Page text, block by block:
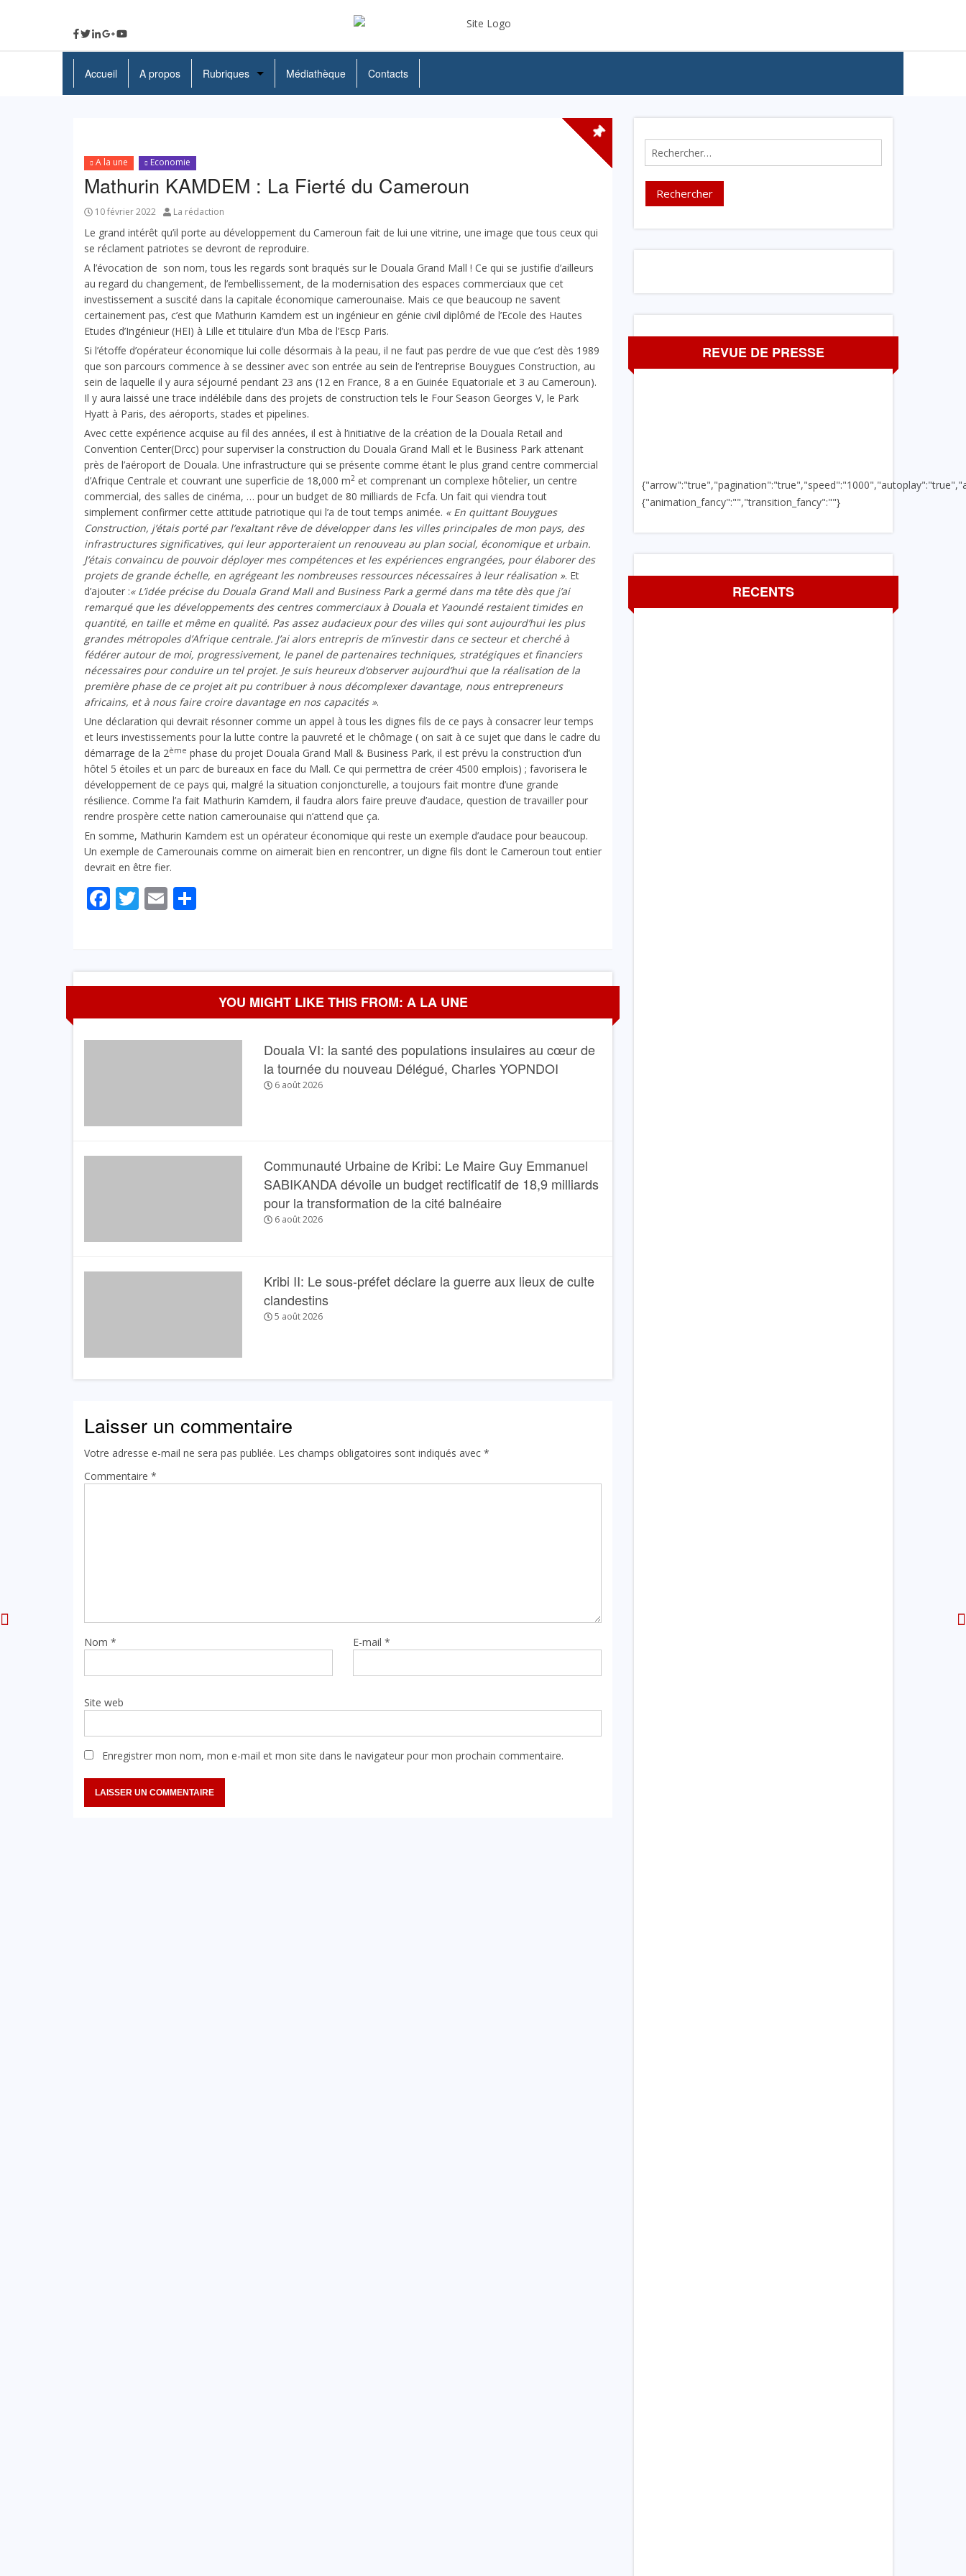
Accueil A propos Rubriques
Education
Société
Culture
Médiathèque Contacts
A la une Economie
Mathurin KAMDEM : La Fierté du Cameroun
10 février 2022 La rédaction
Le grand intérêt qu’il porte au développement du Cameroun fait de lui une vitrine, une image que tous ceux qui
se réclament patriotes se devront de reproduire.
A l’évocation de son nom, tous les regards sont braqués sur le Douala Grand Mall ! Ce qui se justifie d’ailleurs
au regard du changement, de l’embellissement, de la modernisation des espaces commerciaux que cet
investissement a suscité dans la capitale économique camerounaise. Mais ce que beaucoup ne savent
certainement pas, c’est que Mathurin Kamdem est un ingénieur en génie civil diplômé de l’Ecole des Hautes
Etudes d’Ingénieur (HEI) à Lille et titulaire d’un Mba de l’Escp Paris.
Si l’étoffe d’opérateur économique lui colle désormais à la peau, il ne faut pas perdre de vue que c’est dès 1989
que son parcours commence à se dessiner avec son entrée au sein de l’entreprise Bouygues Construction, au
sein de laquelle il y aura séjourné pendant 23 ans (12 en France, 8 a en Guinée Equatoriale et 3 au Cameroun).
Il y aura laissé une trace indélébile dans des projets de construction tels le Four Season Georges V, le Park
Hyatt à Paris, des aéroports, stades et pipelines.
Avec cette expérience acquise au fil des années, il est à l’initiative de la création de la Douala Retail and
Convention Center(Drcc) pour superviser la construction du Douala Grand Mall et le Business Park attenant
près de l’aéroport de Douala. Une infrastructure qui se présente comme étant le plus grand centre commercial
d’Afrique Centrale et couvrant une superficie de 18,000 m2 et comprenant un complexe hôtelier, un centre
commercial, des salles de cinéma, … pour un budget de 80 milliards de Fcfa. Un fait qui viendra tout
simplement confirmer cette attitude patriotique qui l’a de tout temps animée. « En quittant Bouygues
Construction, j’étais porté par l’exaltant rêve de développer dans les villes principales de mon pays, des
infrastructures significatives, qui leur apporteraient un renouveau au plan social, économique et urbain.
J’étais convaincu de pouvoir déployer mes compétences et les expériences engrangées, pour élaborer des
projets de grande échelle, en agrégeant les nombreuses ressources nécessaires à leur réalisation ». Et
d’ajouter :« L’idée précise du Douala Grand Mall and Business Park a germé dans ma tête dès que j’ai
remarqué que les développements des centres commerciaux à Douala et Yaoundé restaient timides en
quantité, en taille et même en qualité. Pas assez audacieux pour des villes qui sont aujourd’hui les plus
grandes métropoles d’Afrique centrale. J’ai alors entrepris de m’investir dans ce secteur et cherché à
fédérer autour de moi, progressivement, le panel de partenaires techniques, stratégiques et financiers
nécessaires pour conduire un tel projet. Je suis heureux d’observer aujourd’hui que la réalisation de la
première phase de ce projet ait pu contribuer à nous décomplexer davantage, nous entrepreneurs
africains, et à nous faire croire davantage en nos capacités ».
Une déclaration qui devrait résonner comme un appel à tous les dignes fils de ce pays à consacrer leur temps
et leurs investissements pour la lutte contre la pauvreté et le chômage ( on sait à ce sujet que dans le cadre du
démarrage de la 2ème phase du projet Douala Grand Mall & Business Park, il est prévu la construction d’un
hôtel 5 étoiles et un parc de bureaux en face du Mall. Ce qui permettra de créer 4500 emplois) ; favorisera le
développement de ce pays qui, malgré la situation conjoncturelle, a toujours fait montre d’une grande
résilience. Comme l’a fait Mathurin Kamdem, il faudra alors faire preuve d’audace, question de travailler pour
rendre prospère cette nation camerounaise qui n’attend que ça.
En somme, Mathurin Kamdem est un opérateur économique qui reste un exemple d’audace pour beaucoup.
Un exemple de Camerounais comme on aimerait bien en rencontrer, un digne fils dont le Cameroun tout entier
devrait en être fier.
Facebook
Twitter
Email
YOU MIGHT LIKE THIS FROM: A LA UNE
Douala VI: la santé des populations insulaires au cœur de
la tournée du nouveau Délégué, Charles YOPNDOI
6 août 2026
Communauté Urbaine de Kribi: Le Maire Guy Emmanuel
SABIKANDA dévoile un budget rectificatif de 18,9 milliards
pour la transformation de la cité balnéaire
6 août 2026
Kribi II: Le sous-préfet déclare la guerre aux lieux de culte
clandestins
5 août 2026
Laisser un commentaire
Votre adresse e-mail ne sera pas publiée. Les champs obligatoires sont indiqués avec *
Commentaire *
Nom * E-mail*
Site web
Enregistrer mon nom, mon e-mail et mon site dans le navigateur pour mon prochain commentaire.
Rechercher :
REVUE DE PRESSE
{"animation_fancy":"","transition_fancy":""}
RECENTS